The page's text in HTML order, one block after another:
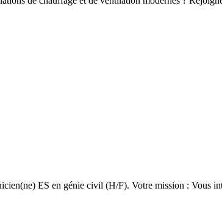
ES en génie civil (H/F). Votre mission : Vous